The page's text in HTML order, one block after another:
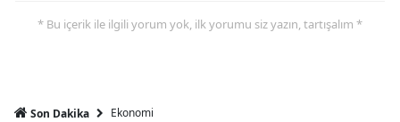
* Bu içerik ile ilgili yorum yok, ilk yorumu siz yazın, tartışalım *
Son Dakika Ekonomi